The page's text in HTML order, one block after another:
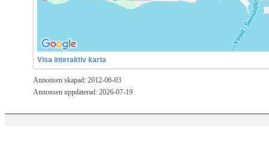
Visa interaktiv karta
Annonsen skapad: 2012-06-03
Annonsen uppdaterad: 2026-07-19